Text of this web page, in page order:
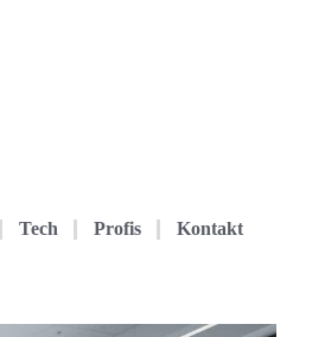
Tech Profis Kontakt